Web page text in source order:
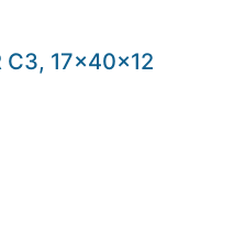
C3, 17x40x12